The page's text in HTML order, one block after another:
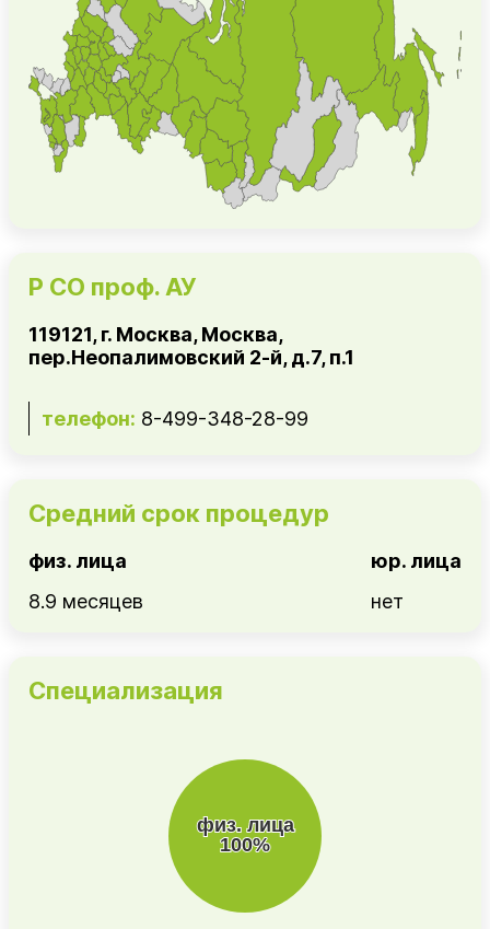
Р СО проф. АУ
119121, г. Москва, Москва,
пер.Неопалимовский 2-й, д.7, п.1
телефон: 8-499-348-28-99
Средний срок процедур
физ. лица
8.9 месяцев
юр. лица
нет
Специализация